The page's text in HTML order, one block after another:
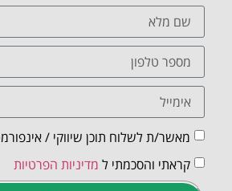
מאשר/ת לשלוח תוכן שיווקי /
קראתי והסכמתי ל מדיניות הפרטיות